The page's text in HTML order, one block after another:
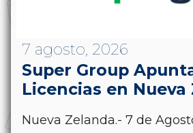
7 agosto, 2026
Super Group
Licencias en Nueva
Nueva Zelanda.- 7 de